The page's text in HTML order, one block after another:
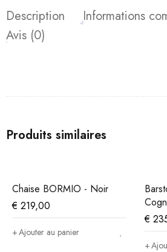
Description
Informations
Avis (0)
Produits similaires
Chaise BORMIO - Noir
€ 219,00
Ajouter au panier
€